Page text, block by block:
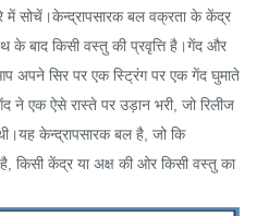
में सोचें।केन्द्रापसारक बल वक्रता के केंद्र
के बाद किसी वस्तु की प्रवृत्ति है।गेंद और
अपने सिर पर एक स्ट्रिंग पर एक गेंद घुमाते
ने एक ऐसे रास्ते पर उड़ान भरी, जो रिलीज
केन्द्रापसारक बल है, जो कि
किसी केंद्र या अक्ष की ओर किसी वस्तु का